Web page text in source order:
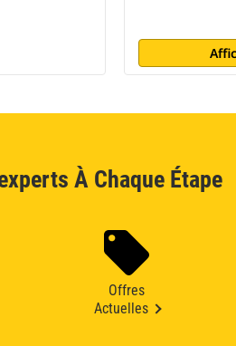
À Chaque Étape
Offres
Actuelles